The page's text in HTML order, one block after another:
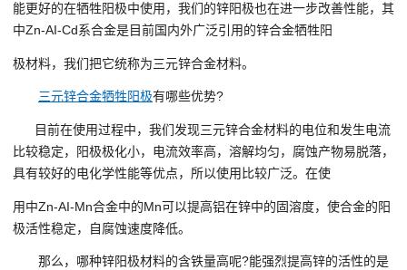
能更好的在牺牲阳极中使用，我们的锌阳极也在进一步改善性能，其
中Zn-AI-Cd系合金是目前国内外广泛引用的锌合金牺牲阳
极材料，我们把它统称为三元锌合金材料。
三元锌合金牺牲阳极有哪些优势?
目前在使用过程中，我们发现三元锌合金材料的电位和发生电流
比较稳定，阳极极化小，电流效率高，溶解均匀，腐蚀产物易脱落，
具有较好的电化学性能等优点，所以使用比较广泛。在使
用中Zn-AI-Mn合金中的Mn可以提高铝在锌中的固溶度，使合金的阳
极活性稳定，自腐蚀速度降低。
那么，哪种锌阳极材料的含铁量高呢?能强烈提高锌的活性的是